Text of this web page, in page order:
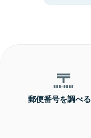
郵便番号を調べる